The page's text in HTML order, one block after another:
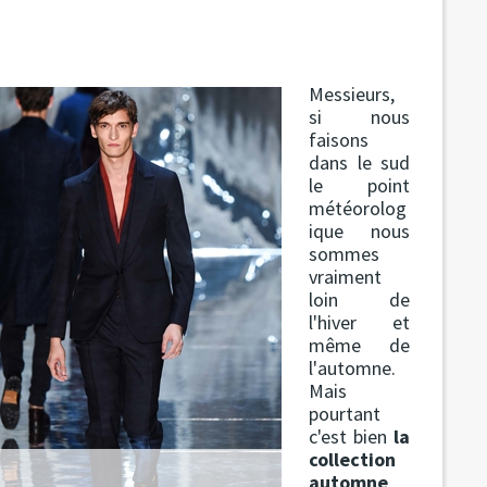
Messieurs,
si nous
faisons
dans le sud
le point
météorolog
ique nous
sommes
vraiment
loin de
l'hiver et
même de
l'automne.
Mais
pourtant
c'est bien la
collection